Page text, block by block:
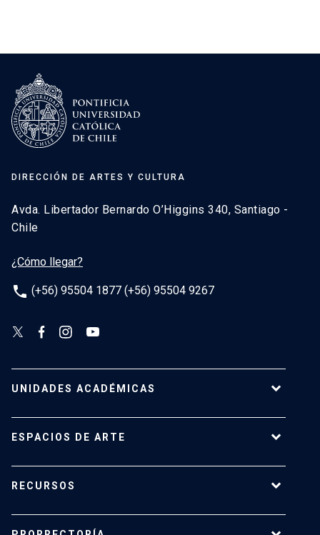
DIRECCIÓN DE ARTES Y CULTURA
Avda. Libertador Bernardo O’Higgins 340, Santiago -
Chile
¿Cómo llegar?
phone (+56) 95504 1877 (+56) 95504 9267
UNIDADES ACADÉMICAS
Escuela de Arte
Escuela de Diseño
Facultad de Comunicaciones
ESPACIOS DE ARTE
Galería Macchina
RECURSOS